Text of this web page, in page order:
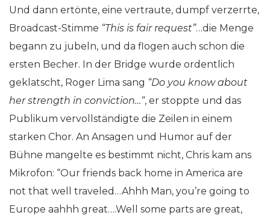
Und dann ertönte, eine vertraute, dumpf verzerrte,
Broadcast-Stimme “This is fair request”…die Menge
begann zu jubeln, und da flogen auch schon die
ersten Becher. In der Bridge wurde ordentlich
geklatscht, Roger Lima sang “Do you know about
her strength in conviction…“, er stoppte und das
Publikum vervollständigte die Zeilen in einem
starken Chor. An Ansagen und Humor auf der
Bühne mangelte es bestimmt nicht, Chris kam ans
Mikrofon: “Our friends back home in America are
not that well traveled…Ahhh Man, you’re going to
Europe aahhh great….Well some parts are great,